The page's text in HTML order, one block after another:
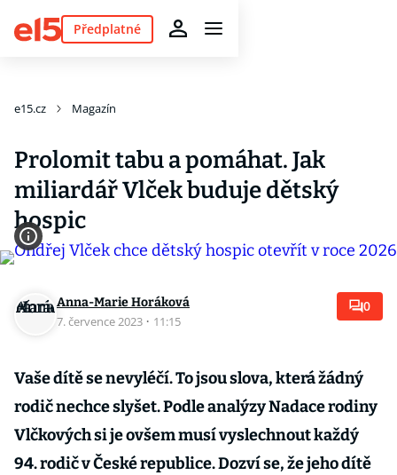
Předplatné
e15.cz Magazín
Prolomit tabu a pomáhat. Jak
miliardář Vlček buduje dětský
hospic
Anna-Marie Horáková
7. července 2023 · 11:15
0
Vaše dítě se nevyléčí. To jsou slova, která žádný
rodič nechce slyšet. Podle analýzy Nadace rodiny
Vlčkových si je ovšem musí vyslechnout každý
94. rodič v České republice. Dozví se, že jeho dítě